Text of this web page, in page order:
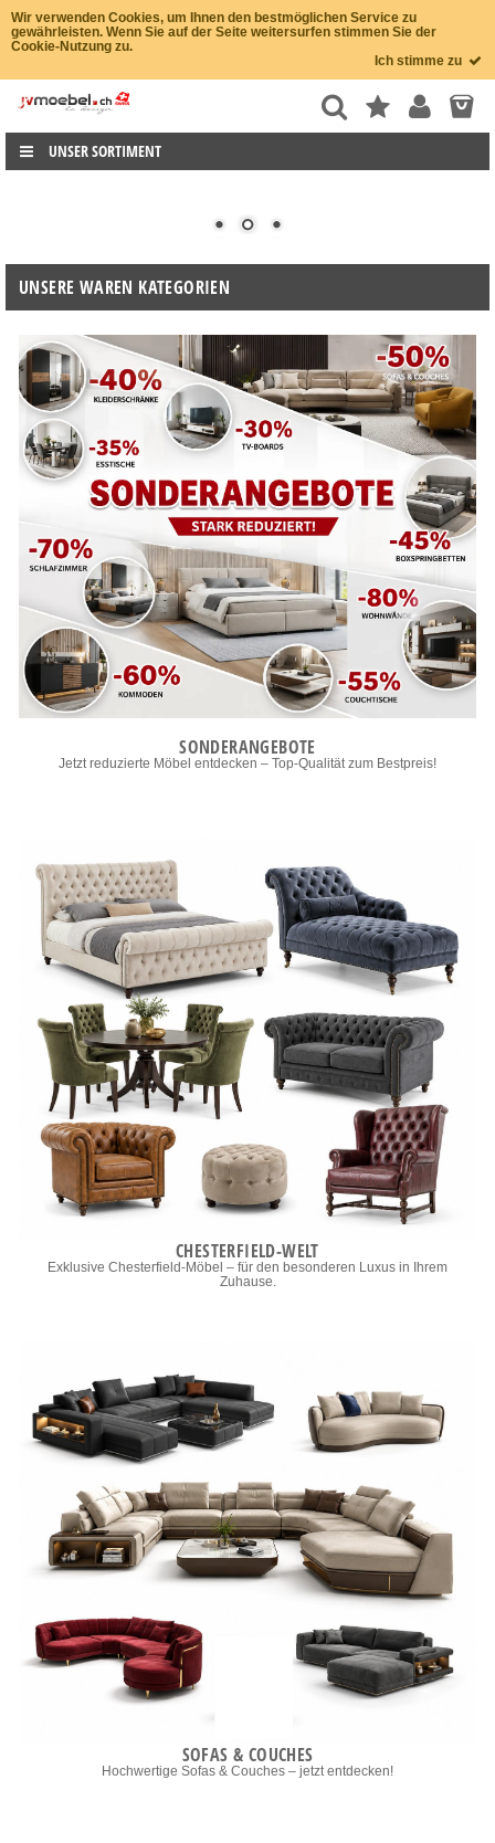
Wir verwenden Cookies, um Ihnen den bestmöglichen Service zu
gewährleisten. Wenn Sie auf der Seite weitersurfen stimmen Sie der
Cookie-Nutzung zu.
Ich stimme zu
UNSER SORTIMENT
UNSERE WAREN KATEGORIEN
SONDERANGEBOTE
Jetzt reduzierte Möbel entdecken – Top-Qualität zum Bestpreis!
CHESTERFIELD-WELT
Exklusive Chesterfield-Möbel – für den besonderen Luxus in Ihrem
Zuhause.
SOFAS & COUCHES
Hochwertige Sofas & Couches – jetzt entdecken!